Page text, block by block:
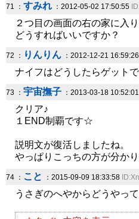
71 ： すみれ ：2012-05-02 17:50:55
２つ目の画面の右の家に入
どうすればいいですか？
72 ： りんりん ：2012-12-21 16:59:26
ナイフはどうしたらゲット
73 ： 宇宙撫子 ：2013-03-18 10:52:01
クリア♪
１END制覇です☆
説明文が復活しましたね。
やっぱりこっちの方が分か
74 ： こと ：2015-09-09 18:33:58
うさぎのへやからどうやっ